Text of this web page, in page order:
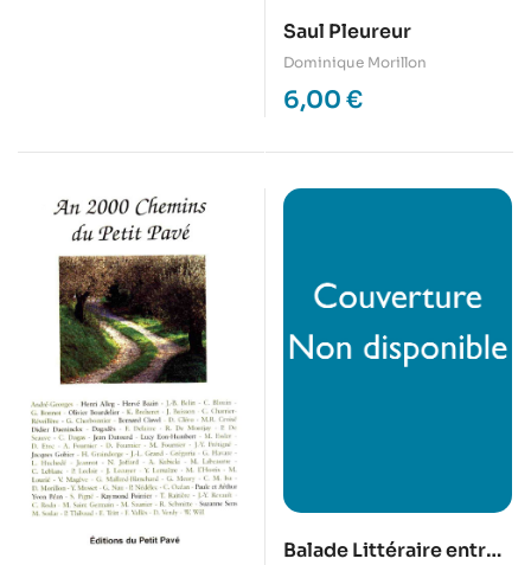
Saul Pleureur
Dominique Morillon
6,00 €
Balade Littéraire entre